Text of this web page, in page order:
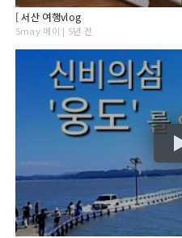
[ 서산 여행vlog
5may 메이 | 5년 전